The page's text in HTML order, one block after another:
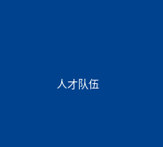
人才队伍